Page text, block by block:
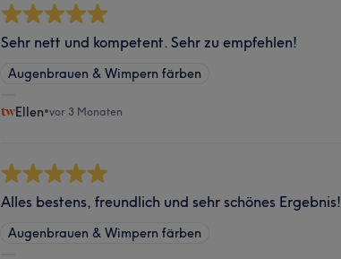
Sehr nett und kompetent. Sehr zu empfehlen!
Augenbrauen & Wimpern färben
Ellen•vor 3 Monaten
Alles bestens, freundlich und sehr schönes Ergebnis!
Augenbrauen & Wimpern färben